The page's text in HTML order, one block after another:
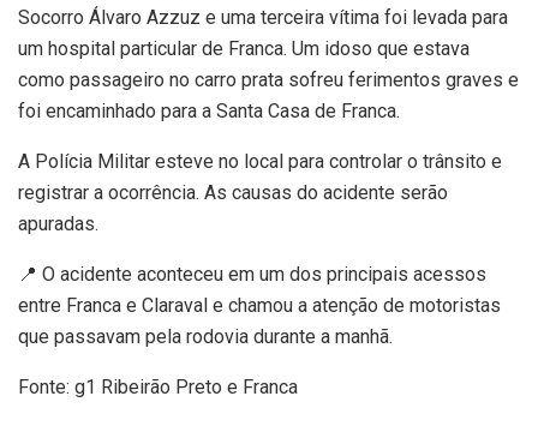
Socorro Álvaro Azzuz e uma terceira vítima foi levada para
um hospital particular de Franca. Um idoso que estava
como passageiro no carro prata sofreu ferimentos graves e
foi encaminhado para a Santa Casa de Franca.
A Polícia Militar esteve no local para controlar o trânsito e
registrar a ocorrência. As causas do acidente serão
apuradas.
📍 O acidente aconteceu em um dos principais acessos
entre Franca e Claraval e chamou a atenção de motoristas
que passavam pela rodovia durante a manhã.
Fonte: g1 Ribeirão Preto e Franca